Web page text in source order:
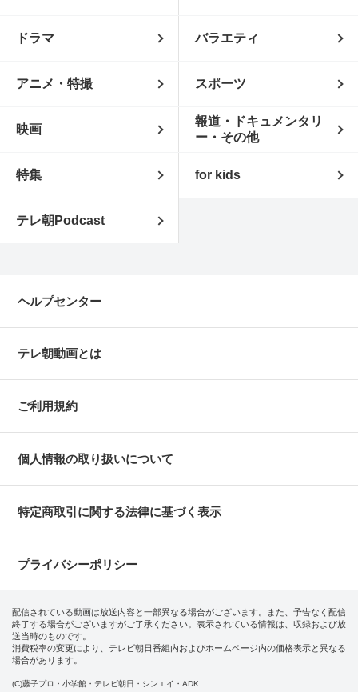
ドラマ バラエティ
アニメ・特撮 スポーツ
映画
報道・ドキュメンタリ
ー・その他
特集 for kids
テレ朝Podcast
ヘルプセンター
テレ朝動画とは
ご利用規約
個人情報の取り扱いについて
特定商取引に関する法律に基づく表示
プライバシーポリシー
配信されている動画は放送内容と一部異なる場合がございます。また、予告なく配信
終了する場合がございますがご了承ください。表示されている情報は、収録および放
送当時のものです。
消費税率の変更により、テレビ朝日番組内およびホームページ内の価格表示と異なる
場合があります。
(C)藤子プロ・小学館・テレビ朝日・シンエイ・ADK